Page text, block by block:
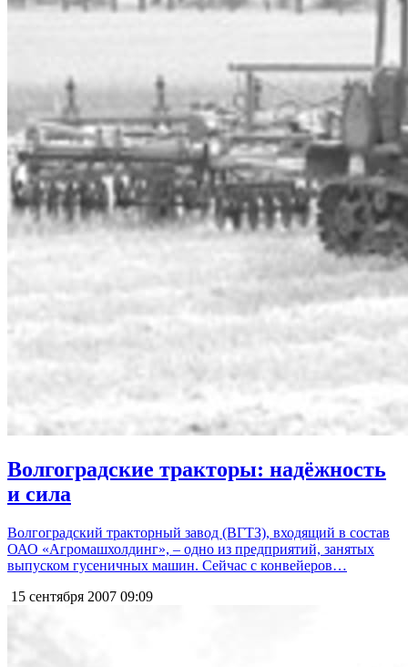
Волгоградские тракторы: надёжность
и сила
Волгоградский тракторный завод (ВГТЗ), входящий в состав
ОАО «Агромашхолдинг», – одно из предприятий, занятых
выпуском гусеничных машин. Сейчас с конвейеров…
15 сентября 2007 09:09